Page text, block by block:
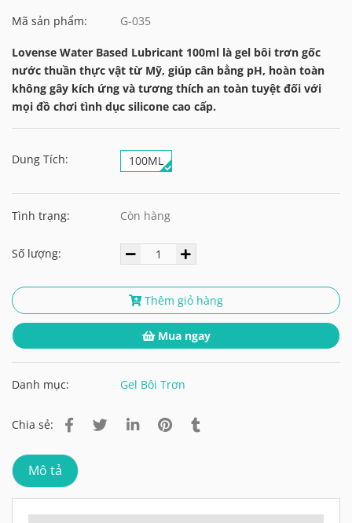
Mã sản phẩm: G-035
Lovense Water Based Lubricant 100ml là gel bôi trơn gốc
nước thuần thực vật từ Mỹ, giúp cân bằng pH, hoàn toàn
không gây kích ứng và tương thích an toàn tuyệt đối với
mọi đồ chơi tình dục silicone cao cấp.
Dung Tích: 100ML
Tình trạng: Còn hàng
Số lượng:
Thêm giỏ hàng
Mua ngay
Danh mục: Gel Bôi Trơn
Chia sẻ:
Mô tả